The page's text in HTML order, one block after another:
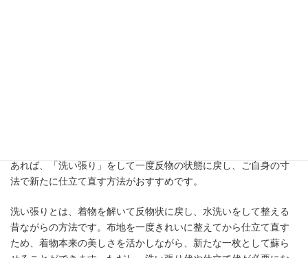
あれば、「洗い張り」をして一度反物の状態に戻し、ご自身の寸
法で新たに仕立て直す方法がおすすめです。
洗い張りとは、着物を解いて反物状に戻し、水洗いをして整える
昔ながらの方法です。布地を一度きれいに整えてから仕立て直す
ため、着物本来の美しさを活かしながら、新たな一枚として蘇ら